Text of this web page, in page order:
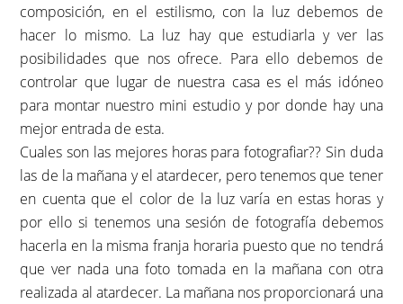
composición, en el estilismo, con la luz debemos de
hacer lo mismo. La luz hay que estudiarla y ver las
posibilidades que nos ofrece. Para ello debemos de
controlar que lugar de nuestra casa es el más idóneo
para montar nuestro mini estudio y por donde hay una
mejor entrada de esta.
Cuales son las mejores horas para fotografiar?? Sin duda
las de la mañana y el atardecer, pero tenemos que tener
en cuenta que el color de la luz varía en estas horas y
por ello si tenemos una sesión de fotografía debemos
hacerla en la misma franja horaria puesto que no tendrá
que ver nada una foto tomada en la mañana con otra
realizada al atardecer. La mañana nos proporcionará una